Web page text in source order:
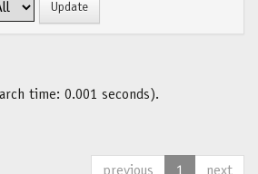
time: 0.001 seconds).